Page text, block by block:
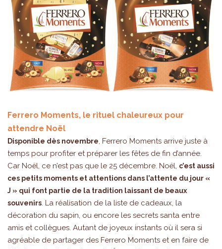
Ferrero Moments, le rituel chaleureux pour
attendre Noël
Disponible dès novembre, Ferrero Moments arrive juste à
temps pour profiter et préparer les fêtes de fin d’année.
Car Noël, ce n’est pas que le 25 décembre. Noël, c’est aussi
ces petits moments et attentions dans l’attente du jour «
J » qui font partie de la tradition laissant de beaux
souvenirs. La réalisation de la liste de cadeaux, la
décoration du sapin, ou encore les secrets santa entre
amis et collègues. Autant de joyeux instants où il sera si
agréable de partager des Ferrero Moments et en faire de